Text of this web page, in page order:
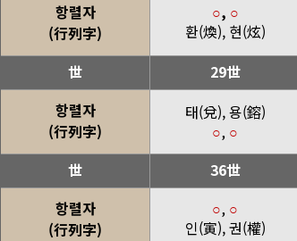
항렬자
(行列字)
○, ○
환(煥), 현(炫)
世
29世
항렬자
(行列字)
태(兌), 용(鎔)
○, ○
世 36世
항렬자
(行列字)
○, ○
인(寅), 권(權)